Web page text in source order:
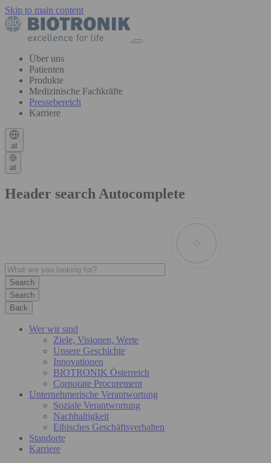
Skip to main content
Über uns
Patienten
Produkte
Medizinische Fachkräfte
Pressebereich
Karriere
at
at
Header search Autocomplete
Search
Back
Wer wir sind
Ziele, Visionen, Werte
Unsere Geschichte
Innovationen
BIOTRONIK Österreich
Corporate Procurement
Unternehmerische Verantwortung
Soziale Verantwortung
Nachhaltigkeit
Ethisches Geschäftsverhalten
Standorte
Karriere